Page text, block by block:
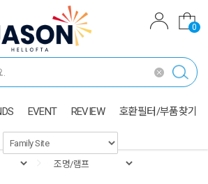
0
EVENT REVIEW 호환필터/부품찾기